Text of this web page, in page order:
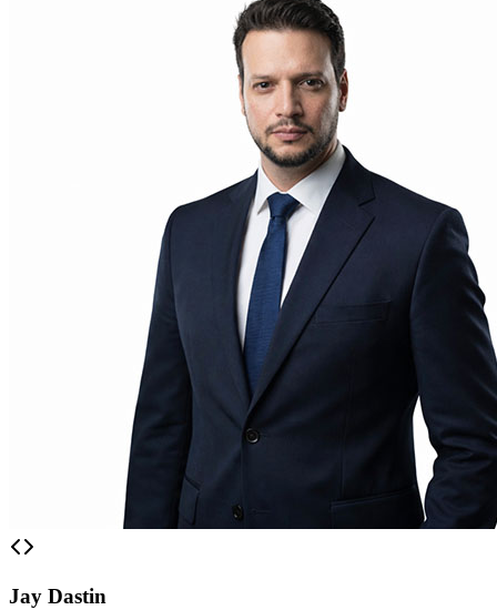
Jay Dastin